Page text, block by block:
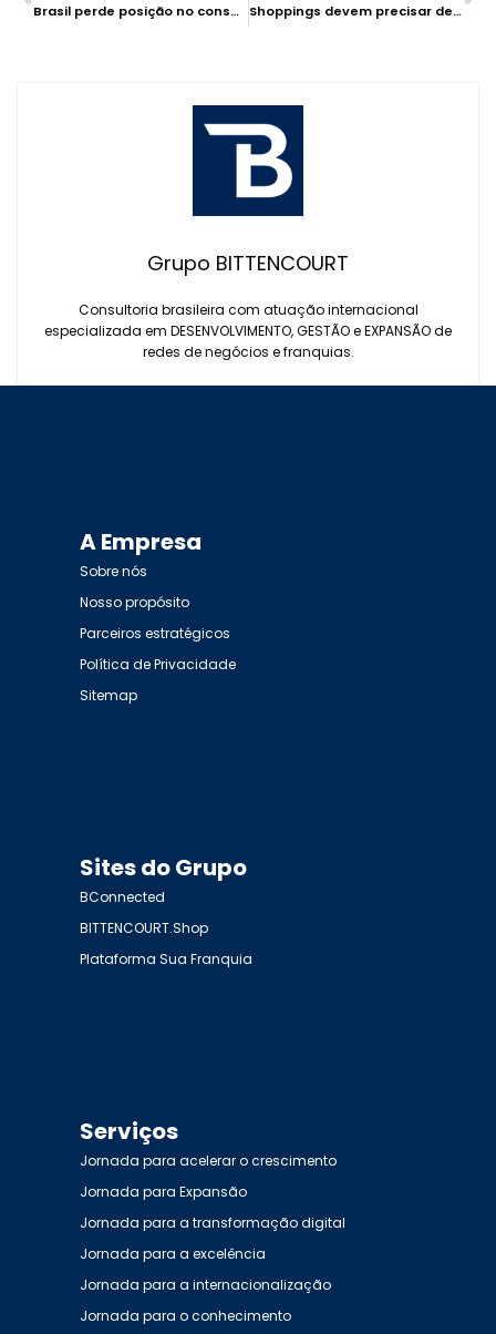
Brasil perde posição no consumo de cosmético, mas setor avança Shoppings devem precisar de 4 anos para ocupar 12 mil lojas que estão vazias
Grupo BITTENCOURT
Consultoria brasileira com atuação internacional
especializada em DESENVOLVIMENTO, GESTÃO e EXPANSÃO de
redes de negócios e franquias.
A Empresa
Sobre nós
Nosso propósito
Parceiros estratégicos
Política de Privacidade
Sitemap
Sites do Grupo
BConnected
BITTENCOURT.Shop
Plataforma Sua Franquia
Serviços
Jornada para acelerar o crescimento
Jornada para Expansão
Jornada para a transformação digital
Jornada para a excelência
Jornada para a internacionalização
Jornada para o conhecimento